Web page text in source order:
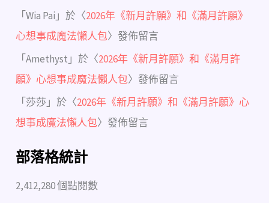
「Wia Pai 」於〈2026年《新月許願》和《滿月許願》
心想事成魔法懶人包〉發佈留言
「Amethyst 」於〈2026年《新月許願》和《滿月許
願》心想事成魔法懶人包〉發佈留言
「 莎莎 」於〈2026年《新月許願》和《滿月許願》心
想事成魔法懶人包〉發佈留言
部落格統計
2,412,280 個點閱數